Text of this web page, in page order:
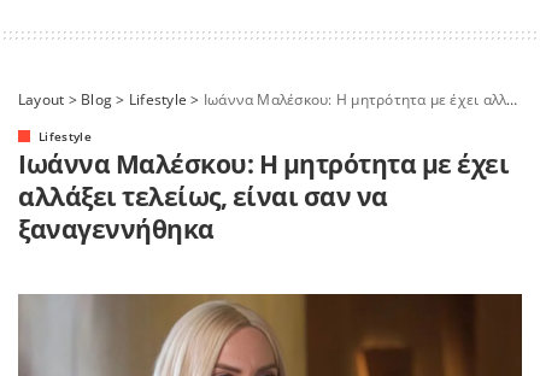
Layout > Blog> Lifestyle > Ιωάννα Μαλέσκου: H μητρότητα με έχει αλλάξει τελείως, είναι σαν να ξαναγεννήθηκα
Lifestyle
Ιωάννα Μαλέσκου: H μητρότητα με έχει
αλλάξει τελείως, είναι σαν να
ξαναγεννήθηκα